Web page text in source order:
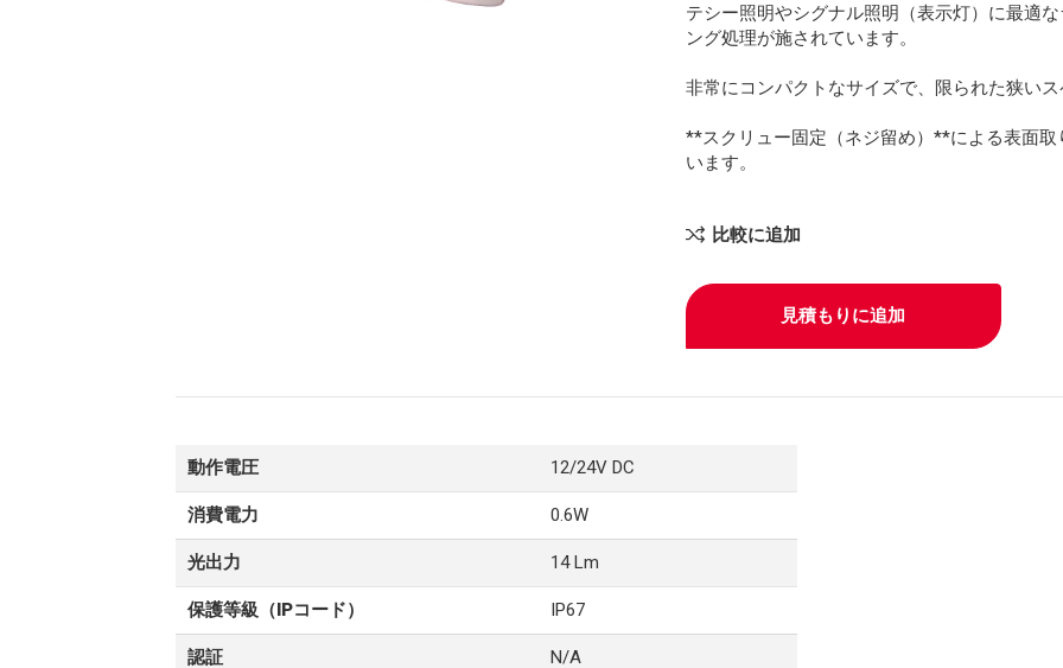
テシー照明やシグナル照明（表示灯）に最適
ング処理が施されています。
非常にコンパクトなサイズで、限られた狭いス
**スクリュー固定（ネジ留め）**による表面
います。
比較に追加
見積もりに追加
動作電圧 12/24V DC
消費電力 0.6W
光出力 14 Lm
保護等級（IPコード） IP67
認証 N/A